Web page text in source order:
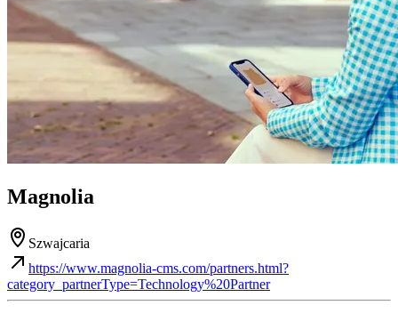
Magnolia
Szwajcaria
https://www.magnolia-cms.com/partners.html?
category_partnerType=Technology%20Partner